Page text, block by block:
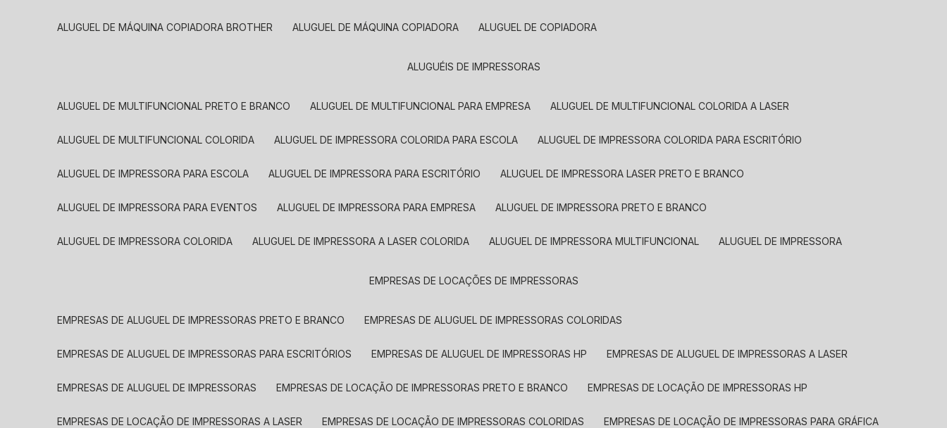
ALUGUEL DE MÁQUINA COPIADORA BROTHER ALUGUEL DE MÁQUINA COPIADORA ALUGUEL DE COPIADORA
ALUGUÉIS DE IMPRESSORAS
ALUGUEL DE MULTIFUNCIONAL PRETO E BRANCO ALUGUEL DE MULTIFUNCIONAL PARA EMPRESA ALUGUEL DE MULTIFUNCIONAL COLORIDA A LASER
ALUGUEL DE MULTIFUNCIONAL COLORIDA ALUGUEL DE IMPRESSORA COLORIDA PARA ESCOLA ALUGUEL DE IMPRESSORA COLORIDA PARA ESCRITÓRIO
ALUGUEL DE IMPRESSORA PARA ESCOLA ALUGUEL DE IMPRESSORA PARA ESCRITÓRIO ALUGUEL DE IMPRESSORA LASER PRETO E BRANCO
ALUGUEL DE IMPRESSORA PARA EVENTOS ALUGUEL DE IMPRESSORA PARA EMPRESA ALUGUEL DE IMPRESSORA PRETO E BRANCO
ALUGUEL DE IMPRESSORA COLORIDA ALUGUEL DE IMPRESSORA A LASER COLORIDA ALUGUEL DE IMPRESSORA MULTIFUNCIONAL ALUGUEL DE IMPRESSORA
EMPRESAS DE LOCAÇÕES DE IMPRESSORAS
EMPRESAS DE ALUGUEL DE IMPRESSORAS PRETO E BRANCO EMPRESAS DE ALUGUEL DE IMPRESSORAS COLORIDAS
EMPRESAS DE ALUGUEL DE IMPRESSORAS PARA ESCRITÓRIOS EMPRESAS DE ALUGUEL DE IMPRESSORAS HP EMPRESAS DE ALUGUEL DE IMPRESSORAS A LASER
EMPRESAS DE ALUGUEL DE IMPRESSORAS EMPRESAS DE LOCAÇÃO DE IMPRESSORAS PRETO E BRANCO EMPRESAS DE LOCAÇÃO DE IMPRESSORAS HP
EMPRESAS DE LOCAÇÃO DE IMPRESSORAS A LASER EMPRESAS DE LOCAÇÃO DE IMPRESSORAS COLORIDAS EMPRESAS DE LOCAÇÃO DE IMPRESSORAS PARA GRÁFICA